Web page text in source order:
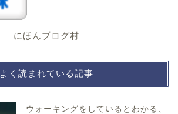
にほんブログ村
よく読まれている記事
ウォーキングをしているとわかる、